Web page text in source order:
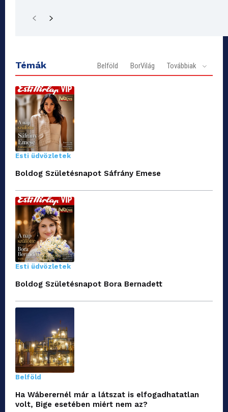
Témák Belföld BorVilág Továbbiak
Esti üdvözletek
Boldog Születésnapot Sáfrány Emese
Esti üdvözletek
Boldog Születésnapot Bora Bernadett
Belföld
Ha Wáberernél már a látszat is elfogadhatatlan
volt, Bige esetében miért nem az?